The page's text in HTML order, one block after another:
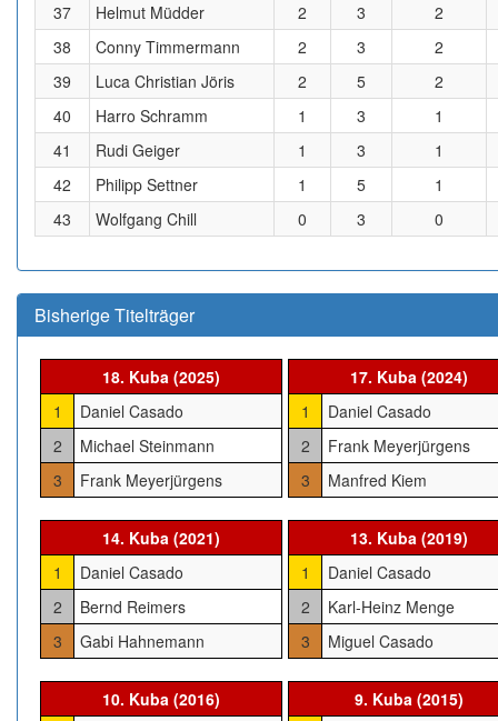
37
Helmut Müdder 2 3 2
38
Conny Timmermann 2 3 2
39
Luca Christian Jöris 2 5 2
40
Harro Schramm 1 3 1
41
Rudi Geiger 1 3 1
42
Philipp Settner 1 5 1
43
Wolfgang Chill 0 3 0
Bisherige Titelträger
18. Kuba (2025)
1
Daniel Casado
2
Michael Steinmann
3
Frank Meyerjürgens
17. Kuba (2024)
1
Daniel Casado
2
Frank Meyerjürgens
3
Manfred Kiem
14. Kuba (2021)
1
Daniel Casado
2
Bernd Reimers
3
Gabi Hahnemann
13. Kuba (2019)
1
Daniel Casado
2
Karl-Heinz Menge
3
Miguel Casado
10. Kuba (2016)
9. Kuba (2015)